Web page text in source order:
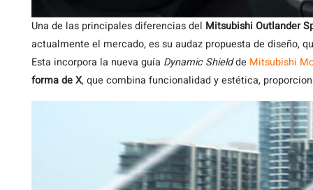
Una de las principales diferencias del Mitsubishi Outlander
actualmente el mercado, es su audaz propuesta de diseño,
Esta incorpora la nueva guía Dynamic Shieldde Mitsubishi
forma de X, que combina funcionalidad y estética,